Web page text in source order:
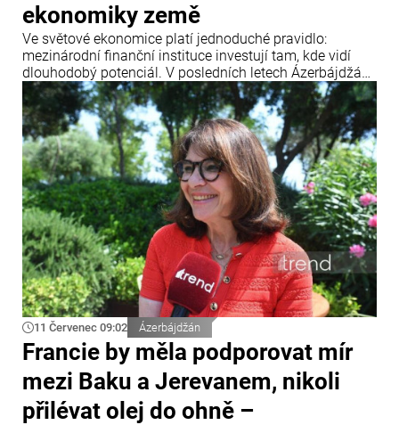
ekonomiky země
Ve světové ekonomice platí jednoduché pravidlo:
mezinárodní finanční instituce investují tam, kde vidí
dlouhodobý potenciál. V posledních letech Ázerbájdžán
upevnil svou pozici jako jedno z klíčových dopravních a
energetických center Eurasie a zároveň se stal
významnou platformou pro realizaci mezinárodních
infrastrukturních projektů.
11 Červenec 09:02 Ázerbájdžán
Francie by měla podporovat mír
mezi Baku a Jerevanem, nikoli
přilévat olej do ohně –